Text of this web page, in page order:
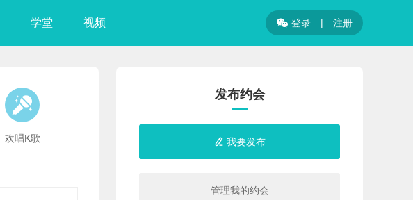
学堂 视频  登录 | 注册

欢唱K歌
发布约会
 我要发布
管理我的约会